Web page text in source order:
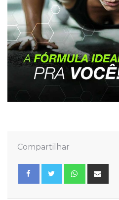
Compartilhar
Whatsapp